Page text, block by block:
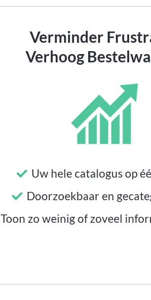
Verminder
Verhoog
Uw hele catalogus op
Doorzoekbaar en
Toon zo weinig of zoveel